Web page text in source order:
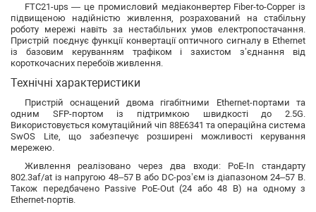
FTC21-ups — це промисловий медіаконвертер Fiber-to-Copper із
підвищеною надійністю живлення, розрахований на стабільну
роботу мережі навіть за нестабільних умов електропостачання.
Пристрій поєднує функції конвертації оптичного сигналу в Ethernet
із базовим керуванням трафіком і захистом з’єднання від
короткочасних перебоїв живлення.
Технічні характеристики
Пристрій оснащений двома гігабітними Ethernet-портами та
одним SFP-портом із підтримкою швидкості до 2.5G.
Використовується комутаційний чіп 88E6341 та операційна система
SwOS Lite, що забезпечує розширені можливості керування
мережею.
Живлення реалізовано через два входи: PoE-In стандарту
802.3af/at із напругою 48–57 В або DC-роз’єм із діапазоном 24–57 В.
Також передбачено Passive PoE-Out (24 або 48 В) на одному з
Ethernet-портів.